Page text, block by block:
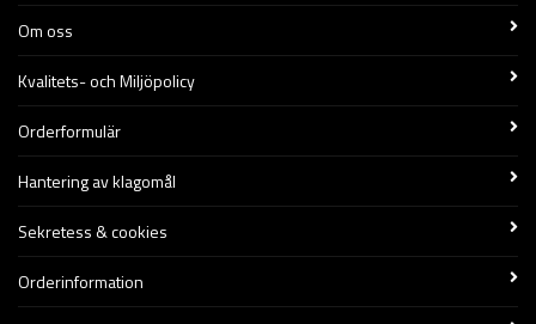
Om oss
Kvalitets- och Miljöpolicy
Orderformulär
Hantering av klagomål
Sekretess & cookies
Orderinformation